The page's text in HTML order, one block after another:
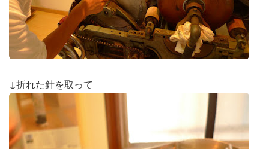
↓折れた針を取って